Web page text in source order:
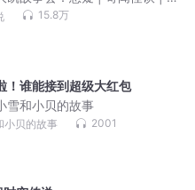
怖故事15.8万
！谁能接到超级大红包
雪和小贝的故事
小贝的故事 2001